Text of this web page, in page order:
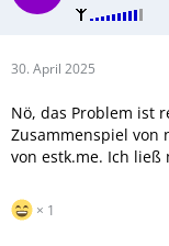
30. April 2025
Nö, das Problem ist
Zusammenspiel von
von estk.me. Ich
1